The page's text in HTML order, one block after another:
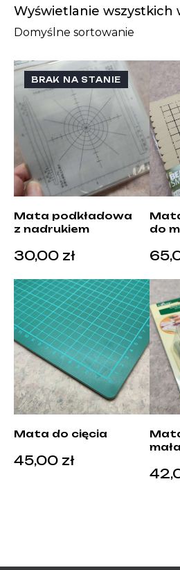
Wyświetlanie wszystkich
BRAK NA STANIE
Mata podkładowa
z nadrukiem
30,00 zł
do
Mata do cięcia
45,00 zł
mała